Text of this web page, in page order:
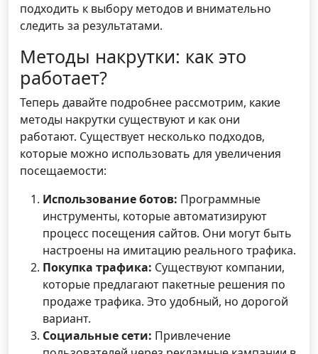
подходить к выбору методов и внимательно
следить за результатами.
Методы накрутки: как это
работает?
Теперь давайте подробнее рассмотрим, какие
методы накрутки существуют и как они
работают. Существует несколько подходов,
которые можно использовать для увеличения
посещаемости:
Использование ботов: Программные
инструменты, которые автоматизируют
процесс посещения сайтов. Они могут быть
настроены на имитацию реального трафика.
Покупка трафика: Существуют компании,
которые предлагают пакетные решения по
продаже трафика. Это удобный, но дорогой
вариант.
Социальные сети: Привлечение